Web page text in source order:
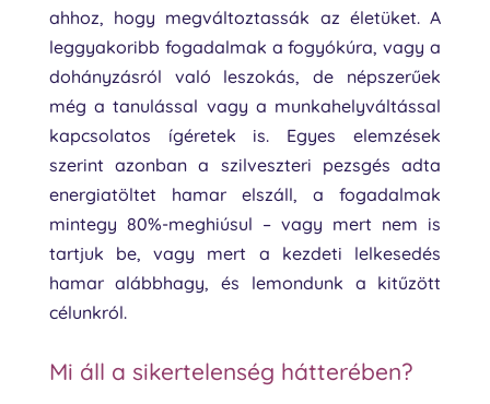
ahhoz, hogy megváltoztassák az életüket. A
leggyakoribb fogadalmak a fogyókúra, vagy a
dohányzásról való leszokás, de népszerűek
még a tanulással vagy a munkahelyváltással
kapcsolatos ígéretek is. Egyes elemzések
szerint azonban a szilveszteri pezsgés adta
energiatöltet hamar elszáll, a fogadalmak
mintegy 80%-meghiúsul – vagy mert nem is
tartjuk be, vagy mert a kezdeti lelkesedés
hamar alábbhagy, és lemondunk a kitűzött
célunkról.
Mi áll a sikertelenség hátterében?